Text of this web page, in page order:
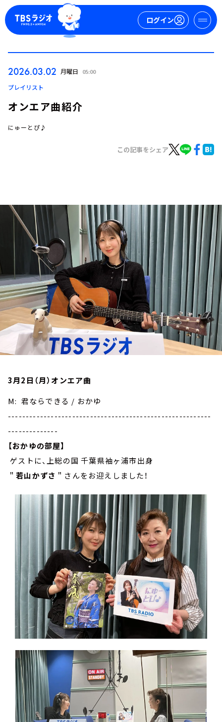
ログイン
トピックス
TBS Podcast
お知らせ
イベント・グッズ
YouTube
会社情報
2026.03.02 月曜日 05:00
プレイリスト
オンエア曲紹介
にゅーとぴ♪
この記事をシェア
3月2日（月）オンエア曲
M: 君ならできる / おかゆ
---------------------------------------------------------
--------------
【おかゆの部屋】
ゲストに、上総の国 千葉県袖ヶ浦市出身
＂若山かずさ ＂さんをお迎えしました！